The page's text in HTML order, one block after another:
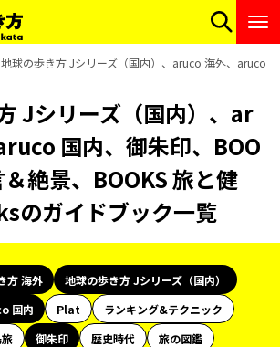
地球の歩き方 Jシリーズ（国内）、aruco 海外、aruco
Jシリーズ（国内）、ar
国内、御朱印、BOO
絶景、BOOKS 旅と健
のガイドブック一覧
方 海外
地球の歩き方 Jシリーズ（国内）
国内 Plat
ランキング&テクニック
御朱印 歴史時代
旅の図鑑